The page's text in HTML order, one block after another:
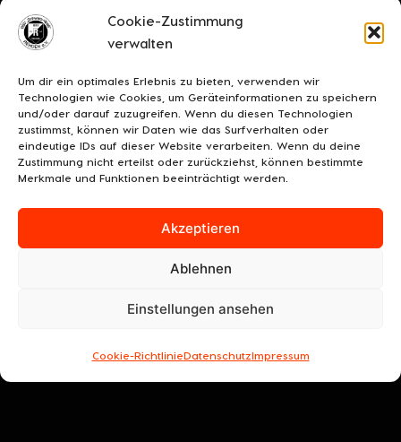
Cookie-Zustimmung
verwalten
Um dir ein optimales Erlebnis zu bieten, verwenden wir
Technologien wie Cookies, um Geräteinformationen zu speichern
und/oder darauf zuzugreifen. Wenn du diesen Technologien
zustimmst, können wir Daten wie das Surfverhalten oder
eindeutige IDs auf dieser Website verarbeiten. Wenn du deine
Zustimmung nicht erteilst oder zurückziehst, können bestimmte
Merkmale und Funktionen beeinträchtigt werden.
Akzeptieren
Ablehnen
Einstellungen ansehen
Cookie-RichtlinieDatenschutzImpressum